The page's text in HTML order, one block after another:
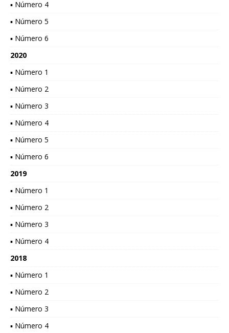
▪ Número 4
▪ Número 5
▪ Número 6
2020
▪ Número 1
▪ Número 2
▪ Número 3
▪ Número 4
▪ Número 5
▪ Número 6
2019
▪ Número 1
▪ Número 2
▪ Número 3
▪ Número 4
2018
▪ Número 1
▪ Número 2
▪ Número 3
▪ Número 4